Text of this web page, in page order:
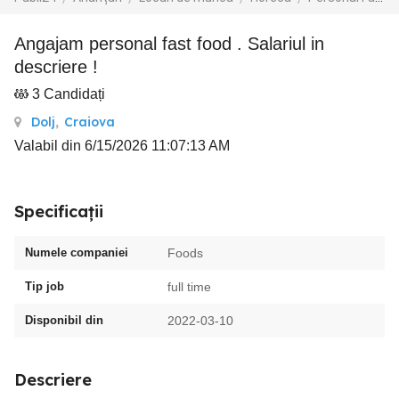
Angajam personal fast food . Salariul in
descriere !
3 Candidați
Dolj, Craiova
Valabil din 6/15/2026 11:07:13 AM
Specificații
Numele companiei Foods
Tip job full time
Disponibil din 2022-03-10
Descriere